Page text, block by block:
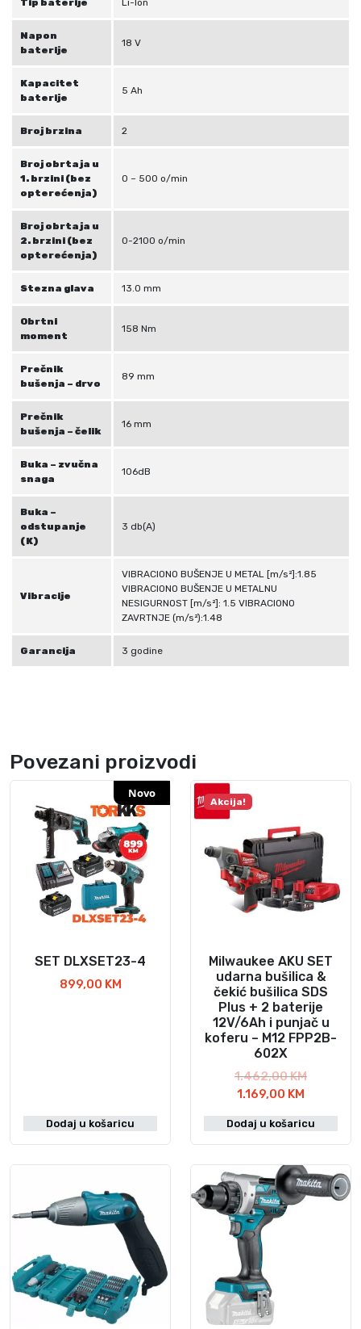
č
Napon
baterije
18 V
Kapacitet
baterije
5 Ah
Broj brzina 2
Broj obrtaja u
1. brzini (bez
opterećenja)
0 – 500 o/min
Broj obrtaja u
2. brzini (bez
opterećenja)
0-2100 o/min
Stezna glava 13.0 mm
Obrtni
moment
158 Nm
Prečnik
bušenja – drvo
89 mm
Prečnik
bušenja – čelik
16 mm
Buka – zvučna
snaga
106dB
Buka –
odstupanje
(K)
3 db(A)
Vibracije
VIBRACIONO BUŠENJE U METAL [m/s²]:1.85
VIBRACIONO BUŠENJE U METALNU
NESIGURNOST [m/s²]: 1.5 VIBRACIONO
ZAVRTNJE (m/s²):1.48
Garancija 3 godine
Povezani proizvodi
Novo
SET DLXSET23-4
899,00 KM
Dodaj u košaricu
Akcija!
Milwaukee AKU SET
udarna bušilica &
čekić bušilica SDS
Plus + 2 baterije
12V/6Ah i punjač u
koferu – M12 FPP2B-
602X
1.462,00KM
o
r
n
a
c
1.169,00 KM
e
n
u
t
n
Dodaj u košaricu